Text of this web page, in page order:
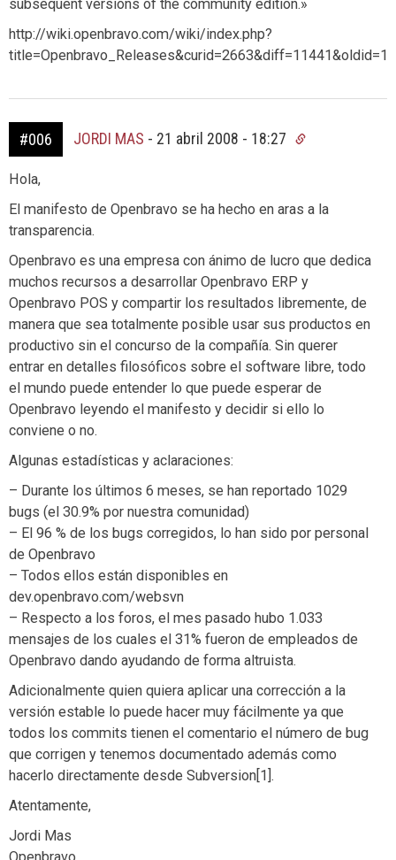
subsequent versions of the community edition.»
http://wiki.openbravo.com/wiki/index.php?
#006 JORDI MAS - 21 abril 2008 - 18:27
Hola,
El manifesto de Openbravo se ha hecho en aras a la
transparencia.
Openbravo es una empresa con ánimo de lucro que dedica
muchos recursos a desarrollar Openbravo ERP y
Openbravo POS y compartir los resultados libremente, de
manera que sea totalmente posible usar sus productos en
productivo sin el concurso de la compañía. Sin querer
entrar en detalles filosóficos sobre el software libre, todo
el mundo puede entender lo que puede esperar de
Openbravo leyendo el manifesto y decidir si ello lo
conviene o no.
Algunas estadísticas y aclaraciones:
– Durante los últimos 6 meses, se han reportado 1029
bugs (el 30.9% por nuestra comunidad)
– El 96 % de los bugs corregidos, lo han sido por personal
de Openbravo
– Todos ellos están disponibles en
dev.openbravo.com/websvn
– Respecto a los foros, el mes pasado hubo 1.033
mensajes de los cuales el 31% fueron de empleados de
Openbravo dando ayudando de forma altruista.
Adicionalmente quien quiera aplicar una corrección a la
versión estable lo puede hacer muy fácilmente ya que
todos los commits tienen el comentario el número de bug
que corrigen y tenemos documentado además como
hacerlo directamente desde Subversion[1].
Atentamente,
Jordi Mas